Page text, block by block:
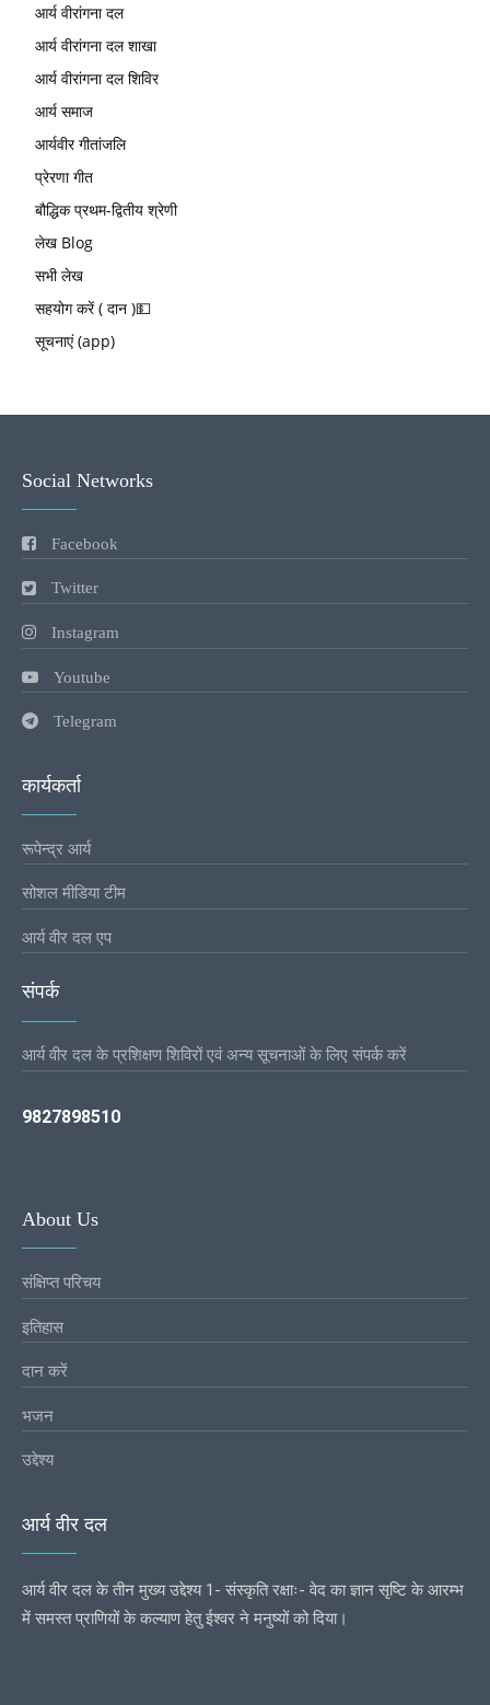
आर्य वीरांगना दल
आर्य वीरांगना दल शाखा
आर्य वीरांगना दल शिविर
आर्य समाज
आर्यवीर गीतांजलि
प्रेरणा गीत
बौद्धिक प्रथम-द्वितीय श्रेणी
लेख Blog
सभी लेख
सहयोग करें ( दान )💵
सूचनाएं (app)
Social Networks
Facebook
Twitter
Instagram
Youtube
Telegram
कार्यकर्ता
रूपेन्द्र आर्य
सोशल मीडिया टीम
आर्य वीर दल एप
संपर्क
आर्य वीर दल के प्रशिक्षण शिविरों एवं अन्य सूचनाओं के लिए संपर्क करें
9827898510
About Us
संक्षिप्त परिचय
इतिहास
दान करें
भजन
उद्देश्य
आर्य वीर दल
आर्य वीर दल के तीन मुख्य उद्देश्य 1- संस्कृति रक्षाः- वेद का ज्ञान सृष्टि के आरम्भ
में समस्त प्राणियों के कल्याण हेतु ईश्वर ने मनुष्यों को दिया।